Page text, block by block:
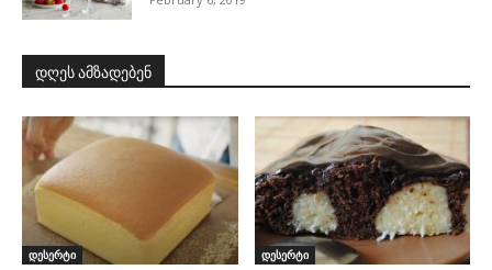
დღეს ამზადებენ
დესერტი დესერტი